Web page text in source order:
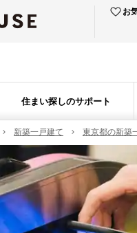
お
住まい探しのサポート
新築一戸建て 東京都の新築